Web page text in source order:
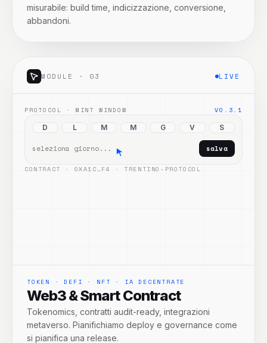
misurabile: build time, indicizzazione, conversione,
abbandoni.
MODULE · 03 LIVE
PROTOCOL · MINT WINDOW
V0.3.1
D
L M M G V S
attivato: MOV · 14:00 UTC ✓ deployato
CONTRACT · 0XA1C…F4 · TRENTINO-PROTOCOL
TOKEN · DEFI · NFT · IA DECENTRATE
Web3 & Smart Contract
Tokenomics, contratti audit-ready, integrazioni
metaverso. Pianifichiamo deploy e governance come
si pianifica una release.